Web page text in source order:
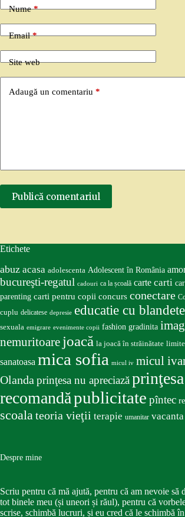
Nume*
Email*
Site web
Adaugă un comentariu *
Publică comentariul
Etichete
abuz acasa adolescenta Adolescent în România
bucureşti-regatul cadouri ca la școală carte carti
parenting carti pentru copii concurs conectare
cuplu delicatese depresie educatie cu blandete
sexuala emigrare evenimente copii fashion gradinita
nemuritoare joacă la joacă în străinătate limite
sanatoasa mica sofia micul iv micul
Olandaprinţesa nu apreciazăprinţesa
recomandăpublicitate pîntec
scoalateoria vieţii terapie umanitar vacanta
Despre mine
Scriu pentru că mă ajută, pentru că am nevoie să
tot binele meu (și uneori și răul), pentru că
scrise, schimbă lucruri, și eu cred că le schimbă